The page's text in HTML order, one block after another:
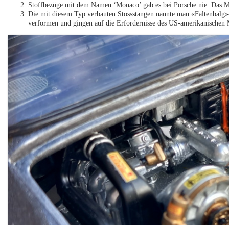
Stoffbezüge mit dem Namen ‘Monaco’ gab es bei Porsche nie.
Die mit diesem Typ verbauten Stossstangen nannte man
verformen und gingen auf die Erfordernisse des US-amerikanischen